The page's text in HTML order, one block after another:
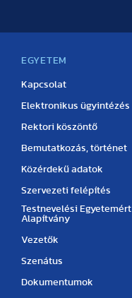
EGYETEM
Kapcsolat
Elektronikus ügyintézés
Rektori köszöntő
Bemutatkozás, történet
Közérdekű adatok
Szervezeti felépítés
Testnevelési Egyetemért
Alapítvány
Vezetők
Szenátus
Dokumentumok